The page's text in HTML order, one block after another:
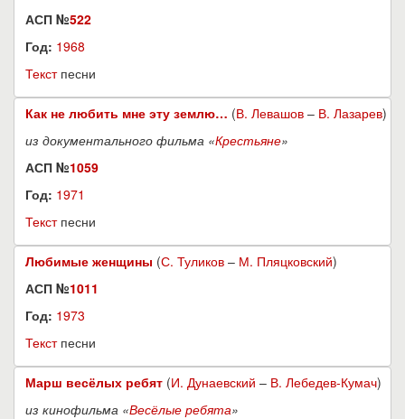
АСП №522
Год: 1968
Текстпесни
Как не любить мне эту землю… (В. Левашов – В. Лазарев)
из документального фильма «Крестьяне»
АСП №1059
Год: 1971
Текстпесни
Любимые женщины (С. Туликов – М. Пляцковский)
АСП №1011
Год: 1973
Текстпесни
Марш весёлых ребят (И. Дунаевский – В. Лебедев-Кумач)
из кинофильма «Весёлые ребята»